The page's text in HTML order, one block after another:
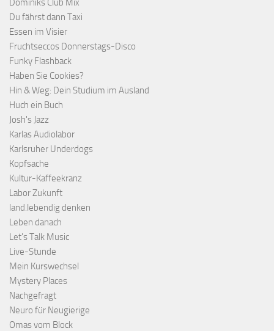
Dominiks Club Mix
Du fährst dann Taxi
Essen im Visier
Fruchtseccos Donnerstags-Disco
Funky Flashback
Haben Sie Cookies?
Hin & Weg: Dein Studium im Ausland
Huch ein Buch
Josh's Jazz
Karlas Audiolabor
Karlsruher Underdogs
Kopfsache
Kultur-Kaffeekranz
Labor Zukunft
land.lebendig denken
Leben danach
Let's Talk Music
Live-Stunde
Mein Kurswechsel
Mystery Places
Nachgefragt
Neuro für Neugierige
Omas vom Block